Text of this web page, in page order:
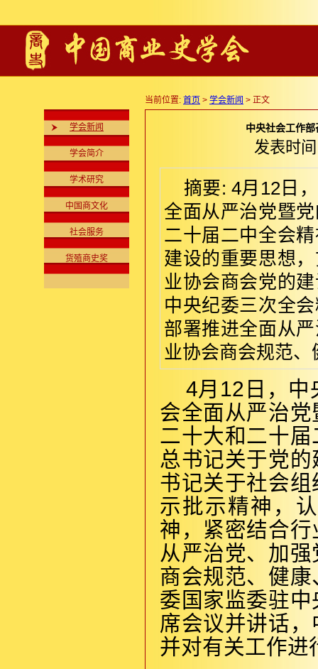
学会新闻
学会简介
学术研究
中国商文化
社会服务
货殖商史奖
当前位置: 首页 > 学会新闻 > 正文
中央社会工作
发表时
摘要: 4月12日
全面从严治党暨
二十届二中全会
建设的重要思想
业协会商会党的
中央纪委三次全
部署推进全面从
业协会商会规范
4月12日，中
会全面从严治
二十大和二十
总书记关于党
书记关于社会
示批示精神，
神，紧密结合
从严治党、加
商会规范、健
委国家监委驻
席会议并讲话
并对有关工作进